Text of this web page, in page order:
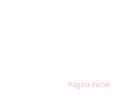
Página inicial